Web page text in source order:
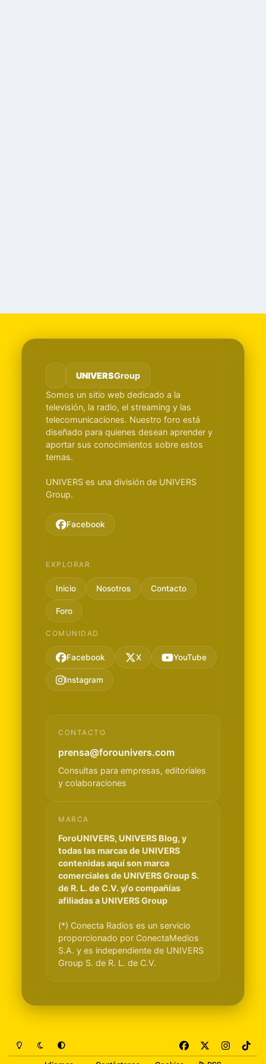
UNIVERSGroup
Somos un sitio web dedicado a la
televisión, la radio, el streaming y las
telecomunicaciones. Nuestro foro está
diseñado para quienes desean aprender y
aportar sus conocimientos sobre estos
temas.
UNIVERS es una división de UNIVERS
Group.
Facebook
EXPLORAR
Inicio Nosotros Contacto
Foro
COMUNIDAD
Facebook X YouTube
Instagram
CONTACTO
prensa@forounivers.com
Consultas para empresas, editoriales
y colaboraciones
MARCA
ForoUNIVERS, UNIVERS Blog, y
todas las marcas de UNIVERS
contenidas aquí son marca
comerciales de UNIVERS Group S.
de R. L. de C.V. y/o compañías
afiliadas a UNIVERS Group
(*) Conecta Radios es un servicio
proporcionado por ConectaMedios
S.A. y es independiente de UNIVERS
Group S. de R. L. de C.V.
Light ModeDark ModeSystem Preference
a
n
i